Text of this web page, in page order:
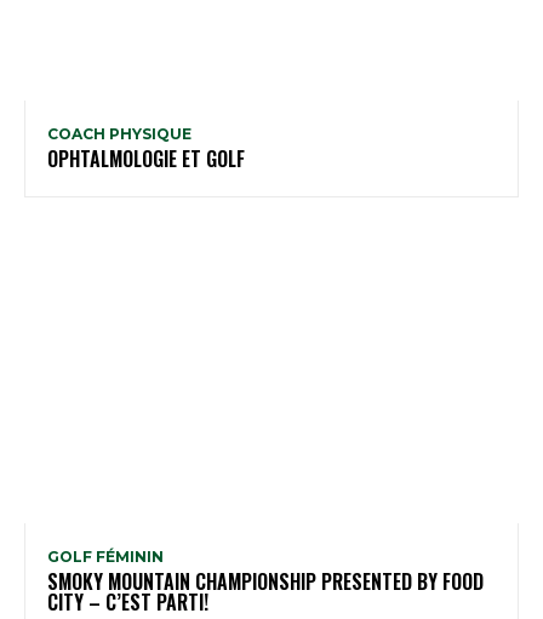
COACH PHYSIQUE
OPHTALMOLOGIE ET GOLF
GOLF FÉMININ
SMOKY MOUNTAIN CHAMPIONSHIP PRESENTED BY FOOD
CITY – C’EST PARTI!